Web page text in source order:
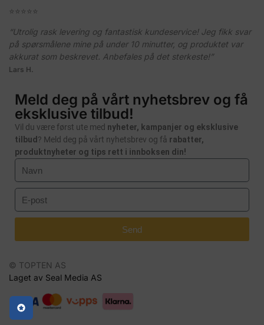
⭐️⭐️⭐️⭐️⭐️
“Utrolig rask levering og fantastisk kundeservice! Jeg fikk svar
på spørsmålene mine på under 10 minutter, og produktet var
akkurat som beskrevet. Anbefales på det sterkeste!”
Lars H.
Meld deg på vårt nyhetsbrev og få
eksklusive tilbud!
Vil du være først ute med nyheter, kampanjer og eksklusive
tilbud ? Meld deg på vårt nyhetsbrev og få rabatter,
produktnyheter og tips rett i innboksen din!
Send
© TOPTEN AS
Laget av Seal Media AS